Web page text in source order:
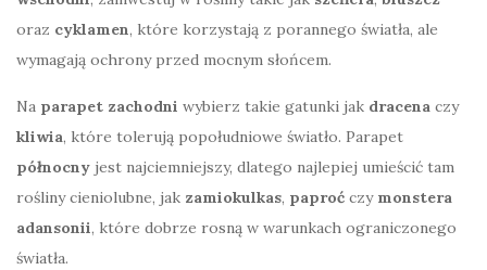
oraz cyklamen, które korzystają z porannego światła, ale
wymagają ochrony przed mocnym słońcem.
Na parapet zachodni wybierz takie gatunki jak dracena czy
kliwia, które tolerują popołudniowe światło. Parapet
północny jest najciemniejszy, dlatego najlepiej umieścić tam
rośliny cieniolubne, jak zamiokulkas, paproć czy monstera
adansonii, które dobrze rosną w warunkach ograniczonego
światła.